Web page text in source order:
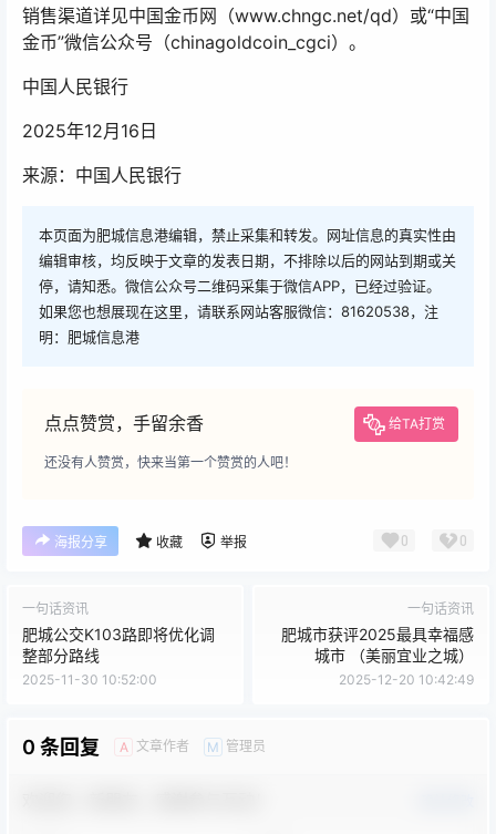
销售渠道详见中国金币网（www.chngc.net/qd）或“中国
金币”微信公众号（chinagoldcoin_cgci）。
中国人民银行
2025年12月16日
来源：中国人民银行
本页面为肥城信息港编辑，禁止采集和转发。网址信息的真实性由
编辑审核，均反映于文章的发表日期，不排除以后的网站到期或关
停，请知悉。微信公众号二维码采集于微信APP，已经过验证。
如果您也想展现在这里，请联系网站客服微信：81620538，注
明：肥城信息港
点点赞赏，手留余香 给TA打赏
还没有人赞赏，快来当第一个赞赏的人吧！
海报分享 收藏 举报 0 0
一句话资讯
肥城公交K103路即将优化调
整部分路线
2025-11-30 10:52:00
一句话资讯
肥城市获评2025最具幸福感
城市 （美丽宜业之城）
2025-12-20 10:42:49
0 条回复 A 文章作者 M 管理员